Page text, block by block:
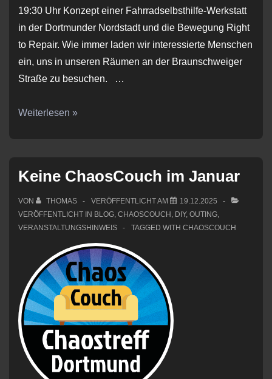
19:30 Uhr Konzept einer Fahrradselbsthilfe-Werkstatt
in der Dortmunder Nordstadt und die Bewegung Right
to Repair. Wie immer laden wir interessierte Menschen
ein, uns in unseren Räumen an der Braunschweiger
Straße zu besuchen. …
ChaosCouch
Weiterlesen »
Keine ChaosCouch im Januar
VON THOMAS VERÖFFENTLICHT AM
19.12.2025
VERÖFFENTLICHT IN BLOG, CHAOSCOUCH , DIY, OUTING,
VERANSTALTUNGSHINWEIS
TAGGED WITH CHAOSCOUCH